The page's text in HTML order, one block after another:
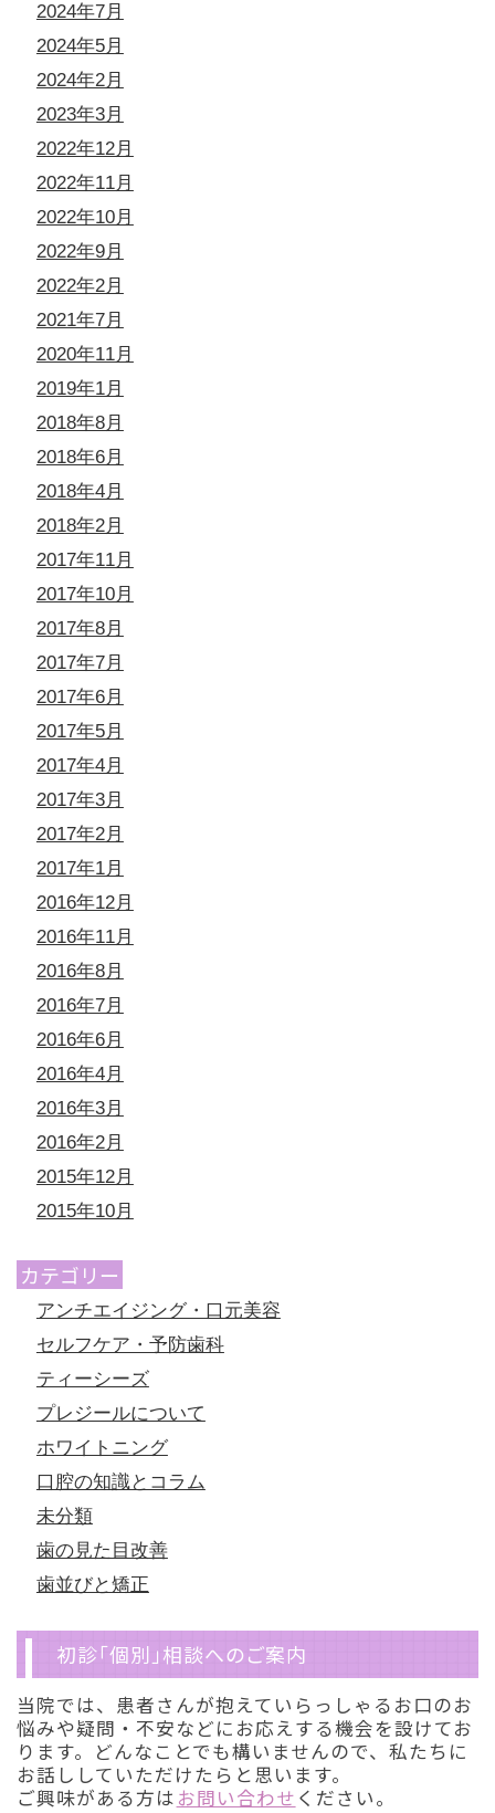
2024年7月
2024年5月
2024年2月
2023年3月
2022年12月
2022年11月
2022年10月
2022年9月
2022年2月
2021年7月
2020年11月
2019年1月
2018年8月
2018年6月
2018年4月
2018年2月
2017年11月
2017年10月
2017年8月
2017年7月
2017年6月
2017年5月
2017年4月
2017年3月
2017年2月
2017年1月
2016年12月
2016年11月
2016年8月
2016年7月
2016年6月
2016年4月
2016年3月
2016年2月
2015年12月
2015年10月
カテゴリー
アンチエイジング・口元美容
セルフケア・予防歯科
ティーシーズ
プレジールについて
ホワイトニング
口腔の知識とコラム
未分類
歯の見た目改善
歯並びと矯正
初診「個別」相談へのご案内
当院では、患者さんが抱えていらっしゃるお口のお
悩みや疑問・不安などにお応えする機会を設けてお
ります。どんなことでも構いませんので、私たちに
お話ししていただけたらと思います。
ご興味がある方は お問い合わせ ください。